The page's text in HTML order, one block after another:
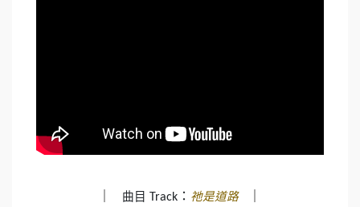
曲目 Track： 祂是道路